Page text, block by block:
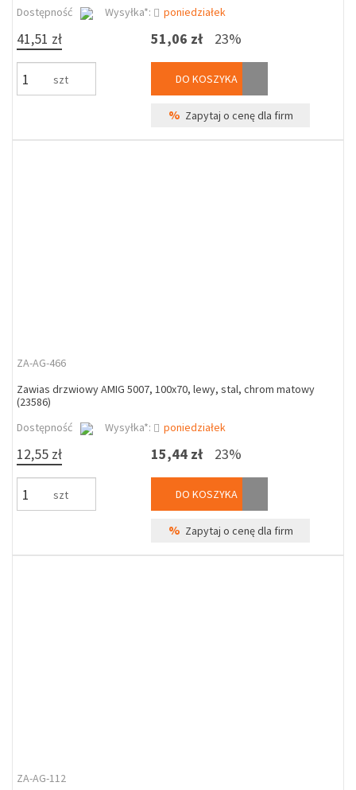
Dostępność
Wysyłka*: poniedziałek
41,51 zł
szt
51,06 zł 23%
DO KOSZYKA
% Zapytaj o cenę dla firm
ZA-AG-466
Zawias drzwiowy AMIG 5007, 100x70, lewy, stal, chrom matowy
(23586)
Dostępność
Wysyłka*: poniedziałek
12,55 zł
szt
15,44 zł 23%
DO KOSZYKA
% Zapytaj o cenę dla firm
ZA-AG-112